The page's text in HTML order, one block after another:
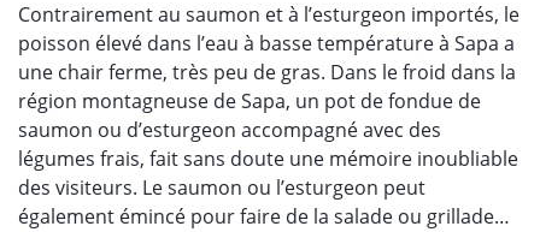
Contrairement au saumon et à l’esturgeon importés, le
poisson élevé dans l’eau à basse température à Sapa a
une chair ferme, très peu de gras. Dans le froid dans la
région montagneuse de Sapa, un pot de fondue de
saumon ou d’esturgeon accompagné avec des
légumes frais, fait sans doute une mémoire inoubliable
des visiteurs. Le saumon ou l’esturgeon peut
également émincé pour faire de la salade ou grillade…